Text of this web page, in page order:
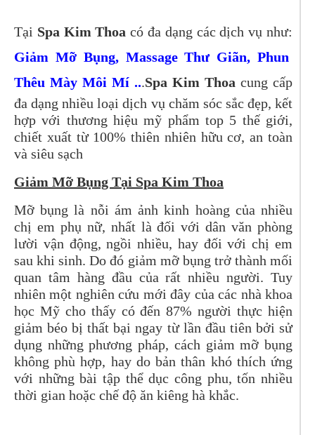
Tại Spa Kim Thoa có đa dạng các dịch vụ như:
Giảm Mỡ Bụng, Massage Thư Giãn, Phun
Thêu Mày Môi Mí ...Spa Kim Thoa cung cấp
đa dạng nhiều loại dịch vụ chăm sóc sắc đẹp, kết
hợp với thương hiệu mỹ phẩm top 5 thế giới,
chiết xuất từ 100% thiên nhiên hữu cơ, an toàn
và siêu sạch
Giảm Mỡ Bụng Tại Spa Kim Thoa
Mỡ bụng là nỗi ám ảnh kinh hoàng của nhiều
chị em phụ nữ, nhất là đối với dân văn phòng
lười vận động, ngồi nhiều, hay đối với chị em
sau khi sinh. Do đó giảm mỡ bụng trở thành mối
quan tâm hàng đầu của rất nhiều người. Tuy
nhiên một nghiên cứu mới đây của các nhà khoa
học Mỹ cho thấy có đến 87% người thực hiện
giảm béo bị thất bại ngay từ lần đầu tiên bởi sử
dụng những phương pháp, cách giảm mỡ bụng
không phù hợp, hay do bản thân khó thích ứng
với những bài tập thể dục công phu, tốn nhiều
thời gian hoặc chế độ ăn kiêng hà khắc.